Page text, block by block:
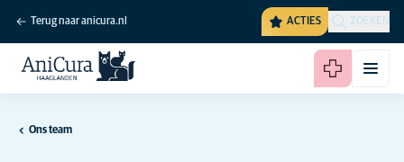
Terug naar anicura.nl ACTIES ZOEKEN
Ons team